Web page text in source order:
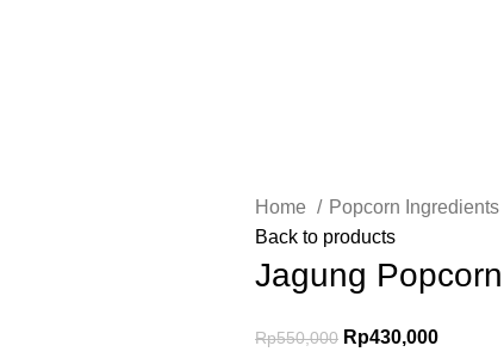
Home
Popcorn Ingredients
Back to products
Jagung Popcorn
Rp550,000 Rp430,000